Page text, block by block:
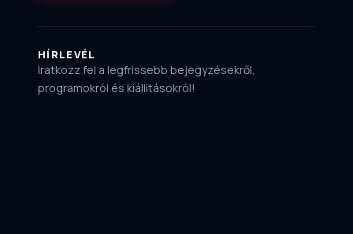
HÍRLEVÉL
Iratkozz fel a legfrissebb bejegyzésekről,
programokról és kiállításokról!